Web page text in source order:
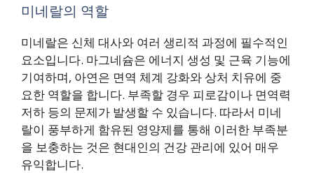
미네랄의 역할
미네랄은 신체 대사와 여러 생리적 과정에 필수적인
요소입니다. 마그네슘은 에너지 생성 및 근육 기능에
기여하며, 아연은 면역 체계 강화와 상처 치유에 중
요한 역할을 합니다. 부족할 경우 피로감이나 면역력
저하 등의 문제가 발생할 수 있습니다. 따라서 미네
랄이 풍부하게 함유된 영양제를 통해 이러한 부족분
을 보충하는 것은 현대인의 건강 관리에 있어 매우
유익합니다.